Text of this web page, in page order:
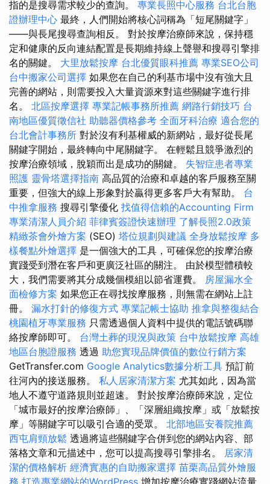
指的是搜尋需求較少的查詢。 專業長照中心服務 台北台胞
證辦理中心 最終，人們開始將核心詞稱為「短尾關鍵字」
——與長尾搜尋查詢相反。 對於按摩治療師來說，保持穩
定和健康的反向連結配置是長期維持線上聲譽和搜尋引擎排
名的關鍵。 大里放鬆按摩 台北優質眼科推薦 專業SEO公司
台中搬家公司選擇 如果您在自己的利基市場中沒有強大且
完善的網站，則需要投入大量資源來對這些關鍵字進行排
名。 北區按摩選擇 專業記帳事務所推薦 網路行銷技巧 台
南地區優質徵信社 助聽器價格參考 全面牙科治療 適合您的
台北會計事務所 對於沒有利基權威的新網站，最好從長尾
關鍵字開始，最終轉向中尾關鍵字。 在輕鬆且競爭激烈的
按摩治療領域，脫穎而出是成功的關鍵。 失智症患者專業
照護 靈骨塔選擇指南 高品質的治療和卓越的客戶服務至關
重要，但強大的線上形象對於贏得更多客戶大有幫助。 台
中推拿服務 搜尋引擎優化 找值得信賴的Accounting Firm
專業清潔人員介紹 菲律賓簽證快速辦理 了解長照2.0政策
精緻茶會外燴方案 (SEO) 塔位規劃與建議 全身放鬆按摩 多
樣餐點外燴選擇 是一個強大的工具，可確保您的按摩治療
實踐受到潛在客戶和更廣泛社區的關注。 由於模型體積較
大，我們需要將其分成幾個模組以節省運費。 房屋漏水全
面檢修方案 如果您正在尋找按摩服務，則無需在網站上註
冊。 漏水打針的修復方式 專業記帳士協助 推拿與整復結合
桃園植牙專業服務 只需透過個人資料中提供的電話號碼聯
絡按摩師即可。 台灣土葬的現況與政策 台中放鬆按摩 高雄
地區台胞證服務 透過 助您實現品牌價值的數位行銷方案
GetTransfer.com Google Analytics數據分析工具 預訂前
往河內的接送服務。 私人居家清潔方案 尤其如此，因為當
地人不遵守道路規則並超速。 對於按摩治療師來說，定位
「城市最好的按摩治療師」、「深層組織按摩」或「放鬆按
摩」等關鍵字可以吸引合適的受眾。 北部地區安養院推薦
西屯肩頸放鬆 透過將這些關鍵字合併到您的網站內容、部
落格文章和元描述中，您可以提高搜尋引擎排名。 居家清
潔的價格解析 經濟實惠的自助搬家選擇 苗栗高品質外燴服
務 打造專業網站的WordPress 增加按摩治療實踐網站流量